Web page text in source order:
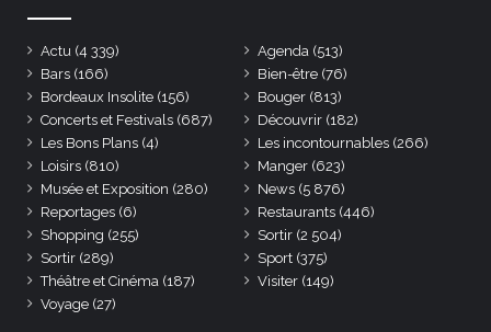
Actu (4 339) Agenda (513)
Bars (166) Bien-être (76)
Bordeaux Insolite (156) Bouger (813)
Concerts et Festivals (687) Découvrir (182)
Les Bons Plans (4) Les incontournables (266)
Loisirs (810) Manger (623)
Musée et Exposition (280) News (5 876)
Reportages (6) Restaurants (446)
Shopping (255) Sortir (2 504)
Sortir (289) Sport (375)
Théâtre et Cinéma (187) Visiter (149)
Voyage (27)